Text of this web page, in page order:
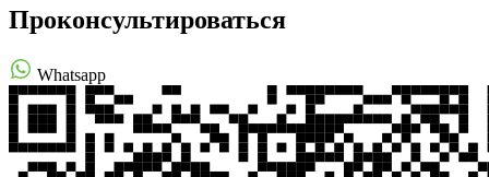
Проконсультироваться
Whatsapp